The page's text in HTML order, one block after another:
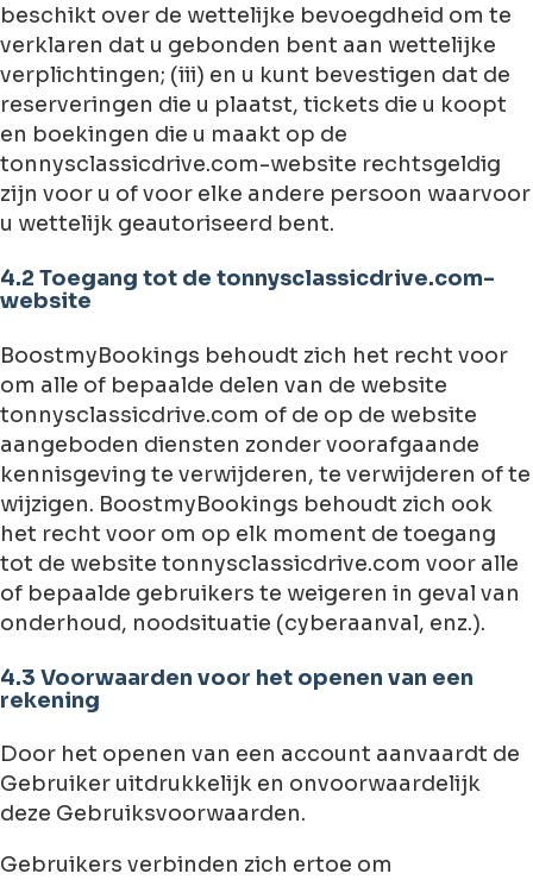
beschikt over de wettelijke bevoegdheid om te
verklaren dat u gebonden bent aan wettelijke
verplichtingen; (iii) en u kunt bevestigen dat de
reserveringen die u plaatst, tickets die u koopt
en boekingen die u maakt op de
tonnysclassicdrive.com-website rechtsgeldig
zijn voor u of voor elke andere persoon waarvoor
u wettelijk geautoriseerd bent.
4.2 Toegang tot de tonnysclassicdrive.com-
website
BoostmyBookings behoudt zich het recht voor
om alle of bepaalde delen van de website
tonnysclassicdrive.com of de op de website
aangeboden diensten zonder voorafgaande
kennisgeving te verwijderen, te verwijderen of te
wijzigen. BoostmyBookings behoudt zich ook
het recht voor om op elk moment de toegang
tot de website tonnysclassicdrive.com voor alle
of bepaalde gebruikers te weigeren in geval van
onderhoud, noodsituatie (cyberaanval, enz.).
4.3 Voorwaarden voor het openen van een
rekening
Door het openen van een account aanvaardt de
Gebruiker uitdrukkelijk en onvoorwaardelijk
deze Gebruiksvoorwaarden.
Gebruikers verbinden zich ertoe om